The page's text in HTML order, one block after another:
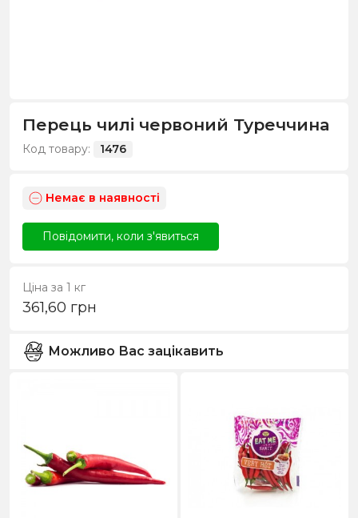
Перець чилі червоний Туреччина
Код товару: 1476
Немає в наявності
Повідомити, коли з'явиться
Ціна за 1 кг
361,60 грн
Можливо Вас зацікавить